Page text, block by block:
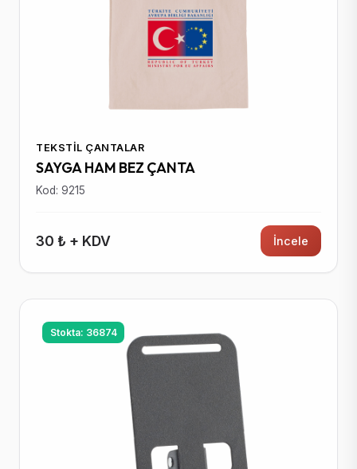
TEKSTIL ÇANTALAR
SAYGA HAM BEZ ÇANTA
Kod: 9215
30 ₺ + KDV İncele
Stokta: 36874